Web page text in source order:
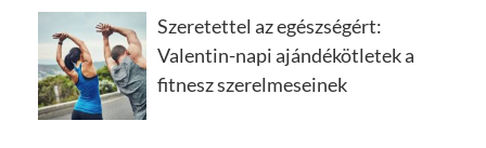
Szeretettel az egészségért:
Valentin-napi ajándékötletek a
fitnesz szerelmeseinek